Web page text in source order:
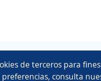
de terceros para fines
consulta